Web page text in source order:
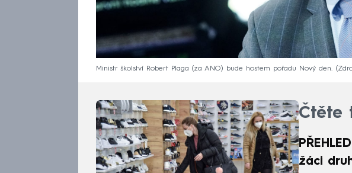
Ministr školství Robert Plaga (za ANO) bude hostem pořadu Nový den.
Čtěte
žáci